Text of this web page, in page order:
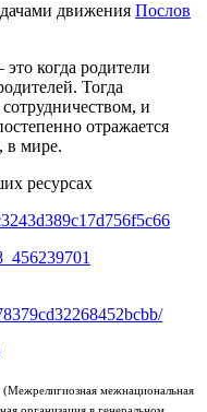
движения Послов
когда родители
Тогда
и
отражается
в мире.
ресурсах
межнациональная